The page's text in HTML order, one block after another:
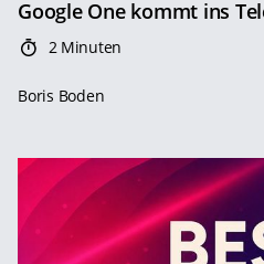
Google One kommt ins
2 Minuten
Boris Boden